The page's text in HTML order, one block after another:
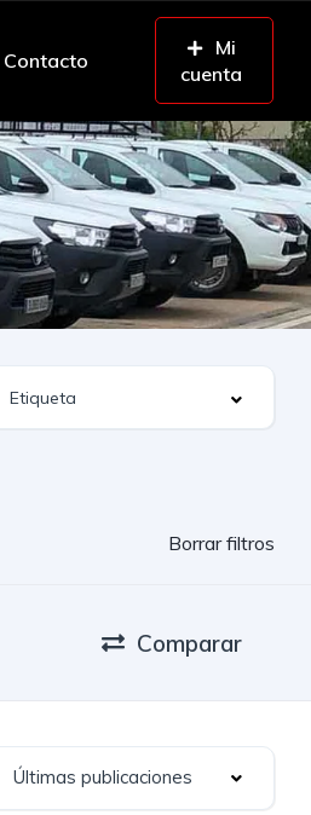
Contacto
Mi
cuenta
Borrar filtros
Comparar
Últimas publicaciones